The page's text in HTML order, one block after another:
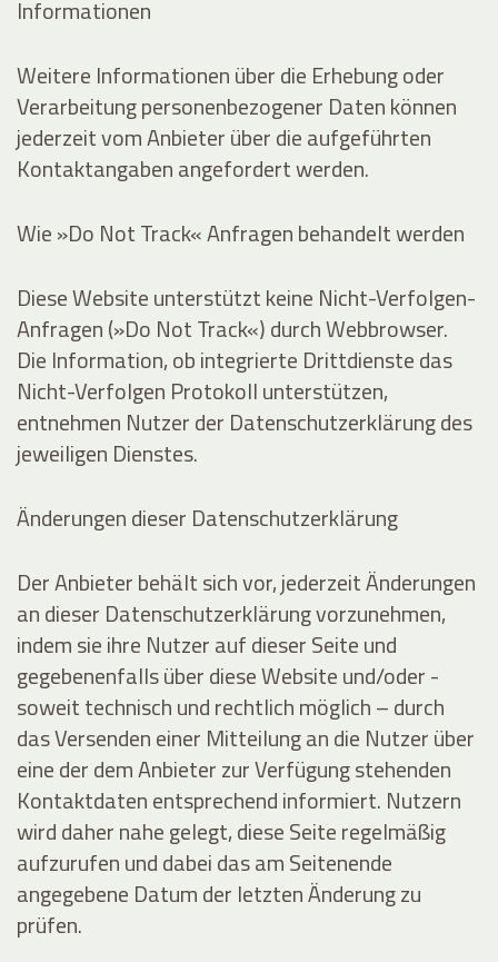
Informationen
Weitere Informationen über die Erhebung oder
Verarbeitung personenbezogener Daten können
jederzeit vom Anbieter über die aufgeführten
Kontaktangaben angefordert werden.
Wie »Do Not Track« Anfragen behandelt werden
Diese Website unterstützt keine Nicht-Verfolgen-
Anfragen (»Do Not Track«) durch Webbrowser.
Die Information, ob integrierte Drittdienste das
Nicht-Verfolgen Protokoll unterstützen,
entnehmen Nutzer der Datenschutzerklärung des
jeweiligen Dienstes.
Änderungen dieser Datenschutzerklärung
Der Anbieter behält sich vor, jederzeit Änderungen
an dieser Datenschutzerklärung vorzunehmen,
indem sie ihre Nutzer auf dieser Seite und
gegebenenfalls über diese Website und/oder -
soweit technisch und rechtlich möglich – durch
das Versenden einer Mitteilung an die Nutzer über
eine der dem Anbieter zur Verfügung stehenden
Kontaktdaten entsprechend informiert. Nutzern
wird daher nahe gelegt, diese Seite regelmäßig
aufzurufen und dabei das am Seitenende
angegebene Datum der letzten Änderung zu
prüfen.